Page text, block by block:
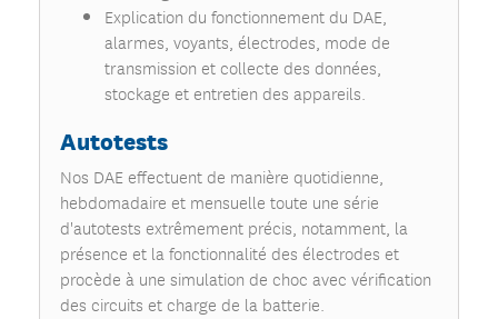
Explication du fonctionnement du DAE,
alarmes, voyants, électrodes, mode de
transmission et collecte des données,
stockage et entretien des appareils.
Autotests
Nos DAE effectuent de manière quotidienne,
hebdomadaire et mensuelle toute une série
d'autotests extrêmement précis, notamment, la
présence et la fonctionnalité des électrodes et
procède à une simulation de choc avec vérification
des circuits et charge de la batterie.